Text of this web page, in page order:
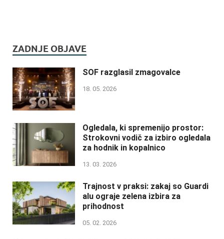
ZADNJE OBJAVE
SOF razglasil zmagovalce
18. 05. 2026
Ogledala, ki spremenijo prostor:
Strokovni vodič za izbiro ogledala
za hodnik in kopalnico
13. 03. 2026
Trajnost v praksi: zakaj so Guardi
alu ograje zelena izbira za
prihodnost
05. 02. 2026